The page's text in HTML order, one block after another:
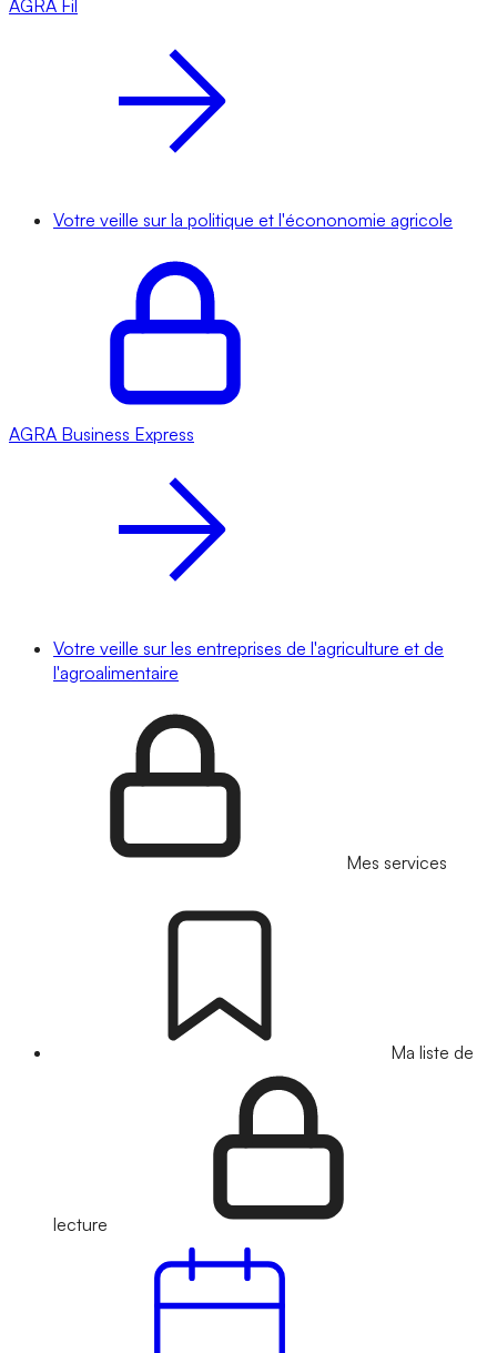
AGRA Fil
Votre veille sur la politique et l'écononomie agricole
AGRA Business Express
Votre veille sur les entreprises de l'agriculture et de
l'agroalimentaire
Mes services
Ma liste de
lecture